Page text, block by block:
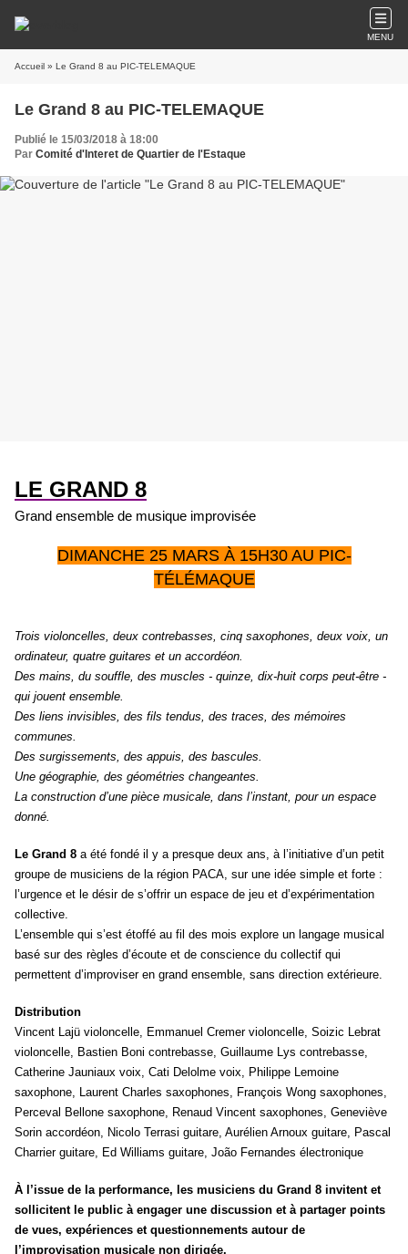
MENU
Accueil » Le Grand 8 au PIC-TELEMAQUE
Le Grand 8 au PIC-TELEMAQUE
Publié le 15/03/2018 à 18:00
Par Comité d'Interet de Quartier de l'Estaque
LE GRAND 8
Grand ensemble de musique improvisée
DIMANCHE 25 MARS À 15H30 AU PIC-
TÉLÉMAQUE
Trois violoncelles, deux contrebasses, cinq saxophones, deux voix, un
ordinateur, quatre guitares et un accordéon.
Des mains, du souffle, des muscles - quinze, dix-huit corps peut-être -
qui jouent ensemble.
Des liens invisibles, des fils tendus, des traces, des mémoires
communes.
Des surgissements, des appuis, des bascules.
Une géographie, des géométries changeantes.
La construction d’une pièce musicale, dans l’instant, pour un espace
donné.
Le Grand 8 a été fondé il y a presque deux ans, à l’initiative d’un petit
groupe de musiciens de la région PACA, sur une idée simple et forte :
l’urgence et le désir de s’offrir un espace de jeu et d’expérimentation
collective.
L’ensemble qui s’est étoffé au fil des mois explore un langage musical
basé sur des règles d’écoute et de conscience du collectif qui
permettent d’improviser en grand ensemble, sans direction extérieure.
Distribution
Vincent Lajü violoncelle, Emmanuel Cremer violoncelle, Soizic Lebrat
violoncelle, Bastien Boni contrebasse, Guillaume Lys contrebasse,
Catherine Jauniaux voix, Cati Delolme voix, Philippe Lemoine
saxophone, Laurent Charles saxophones, François Wong saxophones,
Perceval Bellone saxophone, Renaud Vincent saxophones, Geneviève
Sorin accordéon, Nicolo Terrasi guitare, Aurélien Arnoux guitare, Pascal
Charrier guitare, Ed Williams guitare, João Fernandes électronique
À l’issue de la performance, les musiciens du Grand 8 invitent et
sollicitent le public à engager une discussion et à partager points
de vues, expériences et questionnements autour de
l’improvisation musicale non dirigée.